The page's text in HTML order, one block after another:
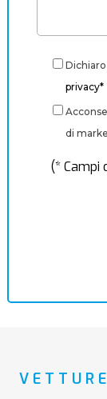
privacy*
di
(* Campi
VETTURE